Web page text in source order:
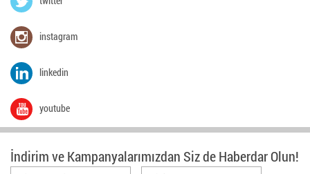
instagram
linkedin
youtube
İndirim ve Kampanyalarımızdan Siz de Haberdar Olun!